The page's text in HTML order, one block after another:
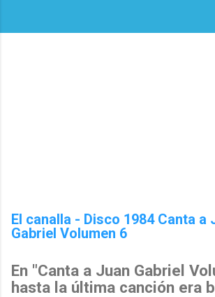
El canalla - Disco 1984 Canta a
Gabriel Volumen 6
En "Canta a Juan Gabriel
hasta la última canción era